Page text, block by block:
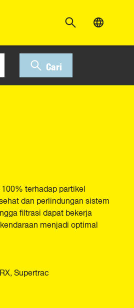
Cari
terhadap partikel
dan perlindungan sistem
filtrasi dapat bekerja
menjadi optimal
Supertrac